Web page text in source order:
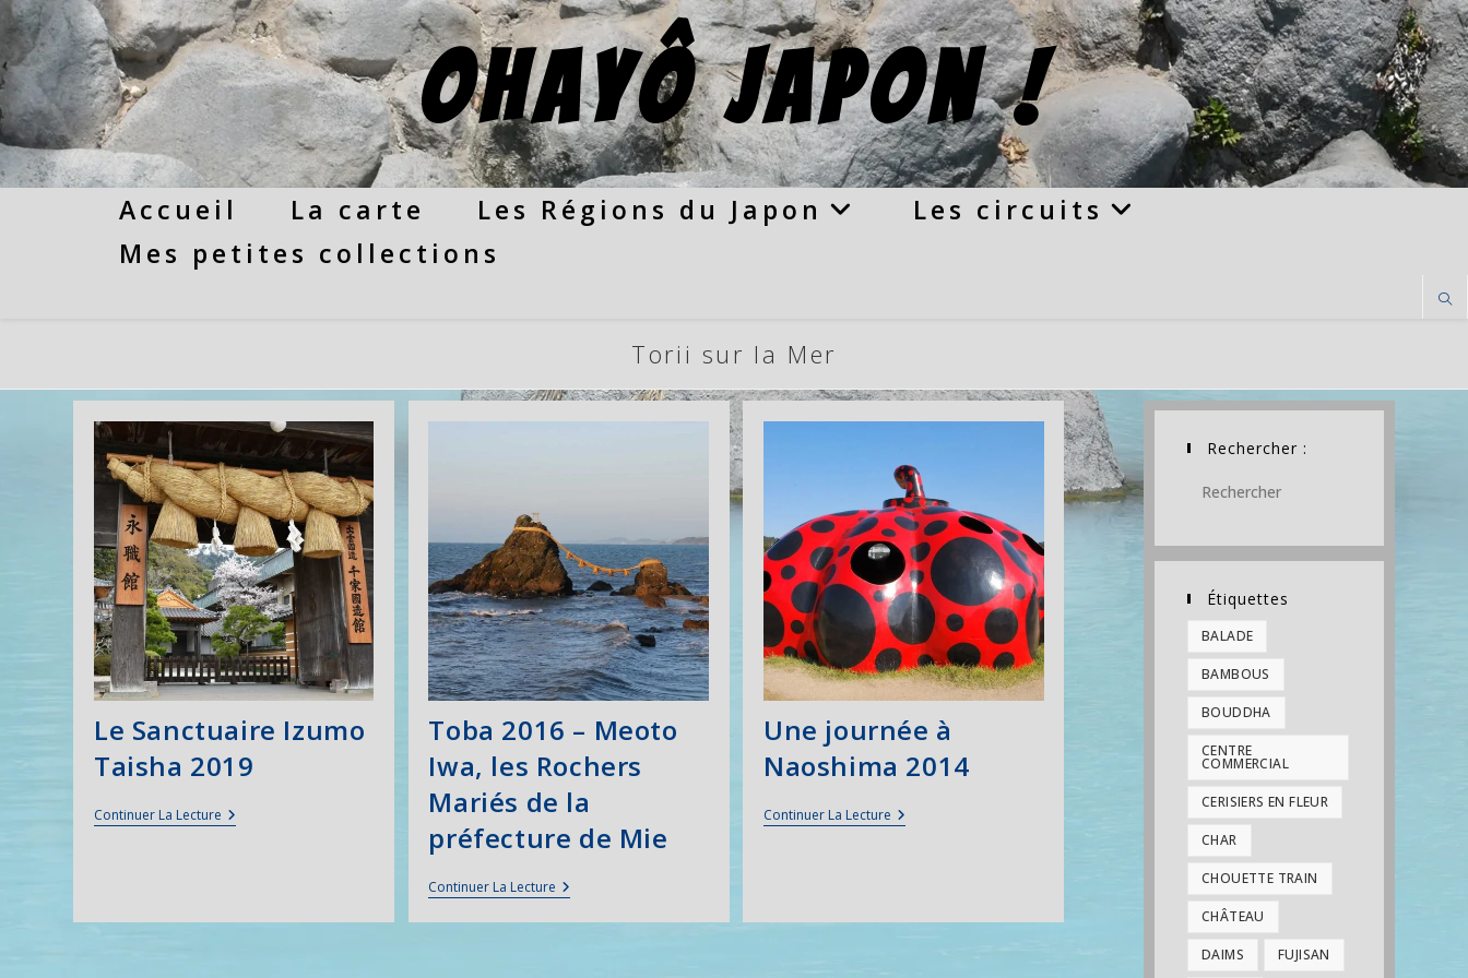
Skip
content
Ohayô Japon !
Accueil La carte Les Régions du Japon
Les circuits
Mes petites collections
Torii sur la Mer
Le Sanctuaire Izumo
Taisha 2019
Continuer La LectureLe
Sanctuaire
Toba 2016 – Meoto
Iwa, les Rochers
Mariés de la
préfecture de Mie
Continuer La Lecture Toba
2016
–
Une journée à
Naoshima 2014
Continuer La Lecture Une
Journée
Rechercher :
Étiquettes
BALADE
BAMBOUS
BOUDDHA
CENTRE
COMMERCIAL
CERISIERS EN FLEUR
CHAR
CHOUETTE TRAIN
CHÂTEAU
DAIMS FUJISAN